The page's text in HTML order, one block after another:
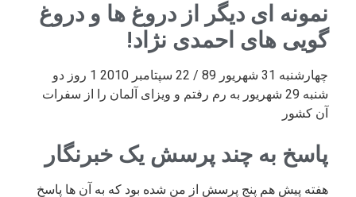
نمونه ای دیگر از دروغ ها و دروغ
گویی های احمدی نژاد!
چهارشنبه 31 شهریور 89 / 22 سپتامبر 2010 1 روز دو
شنبه 29 شهریور به رم رفتم و ویزای آلمان را از سفرات
آن کشور
پاسخ به چند پرسش یک خبرنگار
هفته پیش هم پنج پرسش از من شده بود که به آن ها پاسخ